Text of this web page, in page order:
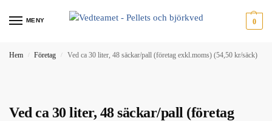
MENY 0
Hem / Företag / Ved ca 30 liter, 48 säckar/pall (företag exkl.moms) (54,50 kr/säck)
Ved ca 30 liter, 48 säckar/pall (företag